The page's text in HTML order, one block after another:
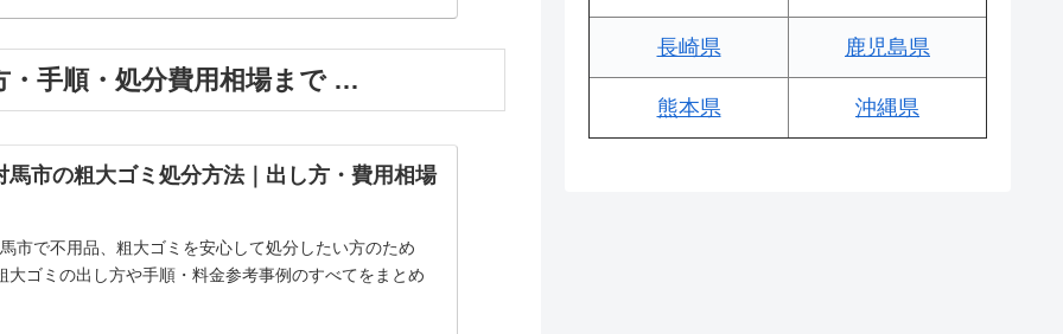
・手順・処分費用相場まで …
馬市の粗大ゴミ処分方法｜出し方・費用相場
市で不用品、粗大ゴミを安心して処分したい方のため
大ゴミの出し方や手順・料金参考事例のすべてをまとめ
長崎県 鹿児島県
熊本県 沖縄県